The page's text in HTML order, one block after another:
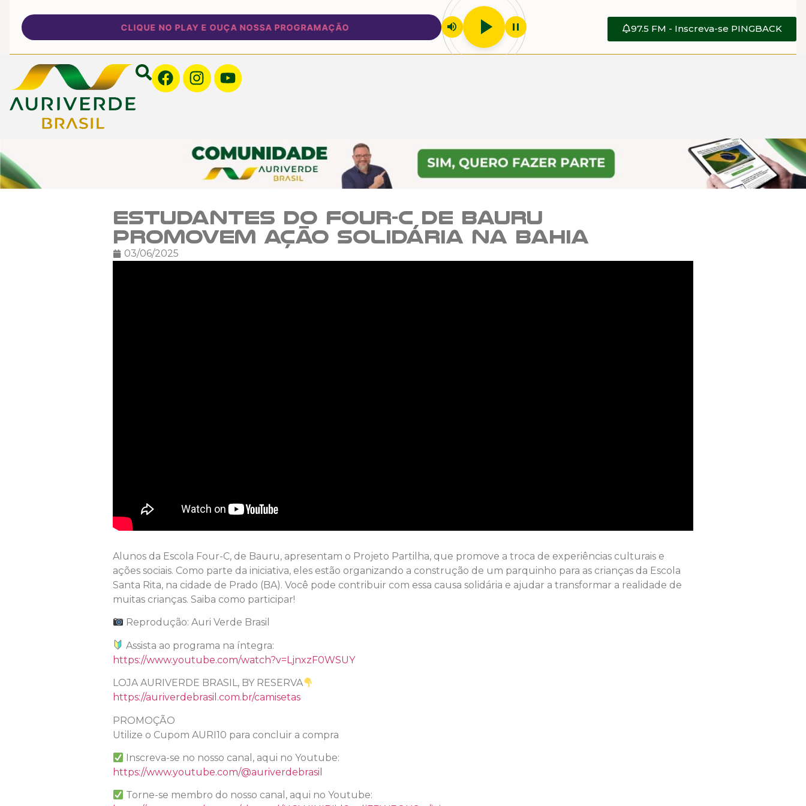
CLIQUE NO PLAY E OUÇA NOSSA PROGRAMAÇÃO volume_up play_arrow pause 97.5 FM - Inscreva-se PINGBACK
Estudantes do Four-C de Bauru
promovem ação solidária na Bahia
03/06/2025
Alunos da Escola Four-C, de Bauru, apresentam o Projeto Partilha, que promove a troca de experiências culturais e
ações sociais. Como parte da iniciativa, eles estão organizando a construção de um parquinho para as crianças da Escola
Santa Rita, na cidade de Prado (BA). Você pode contribuir com essa causa solidária e ajudar a transformar a realidade de
muitas crianças. Saiba como participar!
Reprodução: Auri Verde Brasil
Assista ao programa na íntegra:
https://www.youtube.com/watch?v=LjnxzF0WSUY
LOJA AURIVERDE BRASIL, BY RESERVA
https://auriverdebrasil.com.br/camisetas
PROMOÇÃO
Utilize o Cupom AURI10 para concluir a compra
Inscreva-se no nosso canal, aqui no Youtube:
https://www.youtube.com/@auriverdebrasil
Torne-se membro do nosso canal, aqui no Youtube: